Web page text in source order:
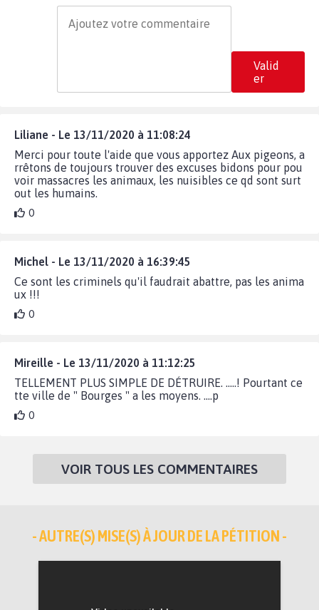
Valid
er
Liliane - Le 13/11/2020 à 11:08:24
Merci pour toute l'aide que vous apportez Aux pigeons, a
rrêtons de toujours trouver des excuses bidons pour pou
voir massacres les animaux, les nuisibles ce qd sont surt
out les humains.
0
Michel - Le 13/11/2020 à 16:39:45
Ce sont les criminels qu'il faudrait abattre, pas les anima
ux !!!
0
Mireille - Le 13/11/2020 à 11:12:25
TELLEMENT PLUS SIMPLE DE DÉTRUIRE. .....! Pourtant ce
tte ville de " Bourges " a les moyens. ....p
0
VOIR TOUS LES COMMENTAIRES
- AUTRE(S) MISE(S) À JOUR DE LA PÉTITION -